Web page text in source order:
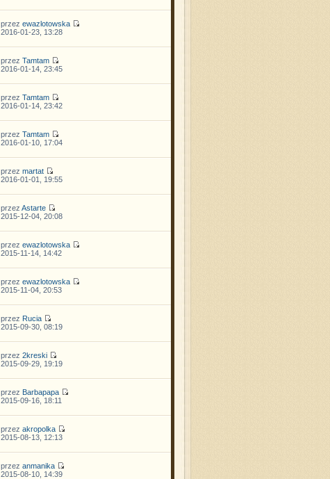
przez ewazlotowska
2016-01-23, 13:28
przez Tamtam
2016-01-14, 23:45
przez Tamtam
2016-01-14, 23:42
przez Tamtam
2016-01-10, 17:04
przez martat
2016-01-01, 19:55
przez Astarte
2015-12-04, 20:08
przez ewazlotowska
2015-11-14, 14:42
przez ewazlotowska
2015-11-04, 20:53
przez Rucia
2015-09-30, 08:19
przez 2kreski
2015-09-29, 19:19
przez Barbapapa
2015-09-16, 18:11
przez akropolka
2015-08-13, 12:13
przez anmanika
2015-08-10, 14:39